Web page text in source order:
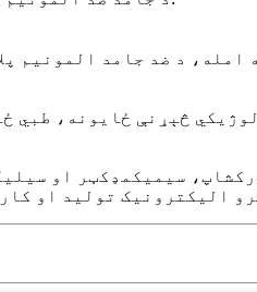
امله، د ضد جامد المونیم
څېړنې ځایونه، طبي
سیمیکمډکټر او
الیکترونیک تولید او